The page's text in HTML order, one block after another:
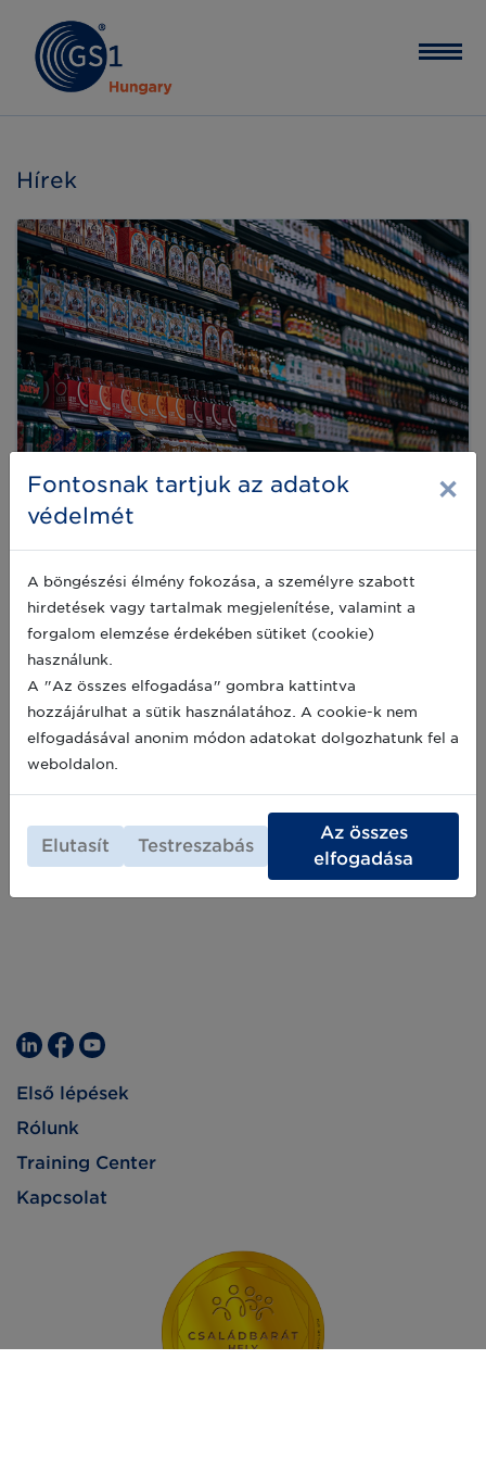
Hírek
szakértőink a GS1 Retail Platform
keretében
A GS1 Retail Platform keretében
megszervezett DRS Workshop minden olyan
kérdés megvitatásának fóruma a
visszaváltásban érintett termékek GTIN
számával, vonalkódos jelölésével,
adatkezelésével és adatkommunikációjával
kapcsolatban, amit még máshol nem tudtál
adott témában. Már lehet regisztrálni!
Archív hírek >>
Első lépések
Rólunk
Training Center
Kapcsolat
Fontosnak tartjuk az adatok
védelmét
×
A böngészési élmény fokozása, a személyre szabott
hirdetések vagy tartalmak megjelenítése, valamint a
forgalom elemzése érdekében sütiket (cookie)
használunk.
A "Az összes elfogadása" gombra kattintva
hozzájárulhat a sütik használatához. A cookie-k nem
elfogadásával anonim módon adatokat dolgozhatunk fel a
weboldalon.
Elutasít Testreszabás
Az összes
elfogadása